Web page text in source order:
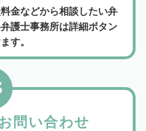
金などから相談したい弁
護士事務所は詳細ボタン
す。
問い合わせ